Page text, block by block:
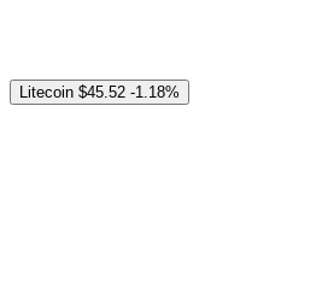
Litecoin $45.52 -1.18%